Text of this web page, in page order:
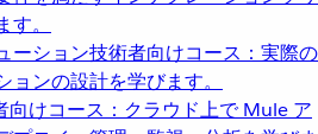
。
ーション技術者向けコース：実際の
ンの設計を学びます。
向けコース：クラウド上で Mule ア